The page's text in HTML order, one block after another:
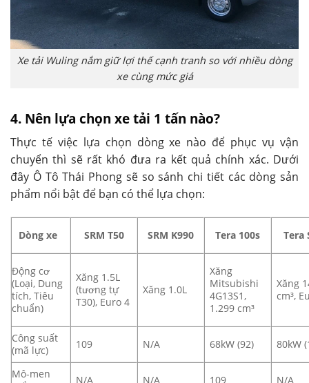
Xe tải Wuling nắm giữ lợi thế cạnh tranh so với nhiều dòng
xe cùng mức giá
4. Nên lựa chọn xe tải 1 tấn nào?
Thực tế việc lựa chọn dòng xe nào để phục vụ vận
chuyển thì sẽ rất khó đưa ra kết quả chính xác. Dưới
đây Ô Tô Thái Phong sẽ so sánh chi tiết các dòng sản
phẩm nổi bật để bạn có thể lựa chọn:
Dòng xe SRM T50 SRM K990 Tera 100s Tera
Động cơ
(Loại, Dung
tích, Tiêu
chuẩn)
Xăng 1.5L
(tương tự
T30), Euro 4
Xăng 1.0L
Xăng
Mitsubishi
4G13S1,
1.299 cm³
Xăng
cm³,
Công suất
(mã lực)
109 N/A 68kW (92) 80kW
Mô-men
N/A N/A 109 N/A